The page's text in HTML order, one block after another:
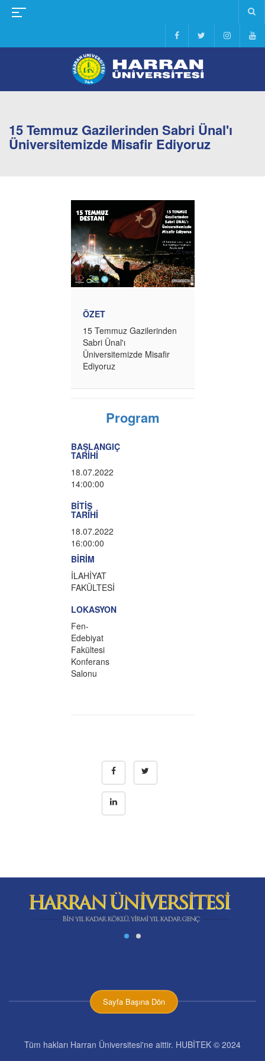
15 Temmuz Gazilerinden Sabri Ünal'ı
Üniversitemizde Misafir Ediyoruz
ÖZET
15 Temmuz Gazilerinden
Sabri Ünal'ı
Üniversitemizde Misafir
Ediyoruz
Program
BAŞLANGIÇ
TARİHİ
18.07.2022
14:00:00
BİTİŞ
TARİHİ
18.07.2022
16:00:00
BİRİM
İLAHİYAT
FAKÜLTESİ
LOKASYON
Fen-
Edebiyat
Fakültesi
Konferans
Salonu
Sayfa Başına Dön
Tüm hakları Harran Üniversitesi'ne aittir. HUBİTEK © 2024